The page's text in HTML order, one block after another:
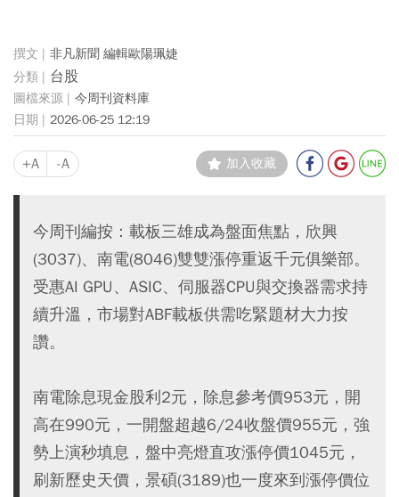
非凡新聞 編輯歐陽珮婕
台股
今周刊資料庫
2026-06-25 12:19
+A -A 加入收藏
今周刊編按：載板三雄成為盤面焦點，欣興
(3037)、南電(8046)雙雙漲停重返千元俱樂部。
受惠AI GPU、ASIC、伺服器CPU與交換器需求持
續升溫，市場對ABF載板供需吃緊題材大力按
讚。
南電除息現金股利2元，除息參考價953元，開
高在990元，一開盤超越6/24收盤價955元，強
勢上演秒填息，盤中亮燈直攻漲停價1045元，
刷新歷史天價，景碩(3189)也一度來到漲停價位